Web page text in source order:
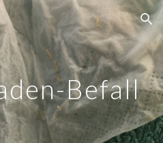
Skip to navigation
Befall